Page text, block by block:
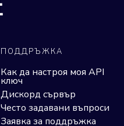
ПОДДРЪЖКА
Как да настроя моя API
ключ
Дискорд сървър
Често задавани въпроси
Заявка за поддръжка